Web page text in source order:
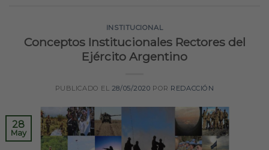
INSTITUCIONAL
Conceptos Institucionales Rectores del
Ejército Argentino
PUBLICADO EL 28/05/2020 POR REDACCIÓN
28
May